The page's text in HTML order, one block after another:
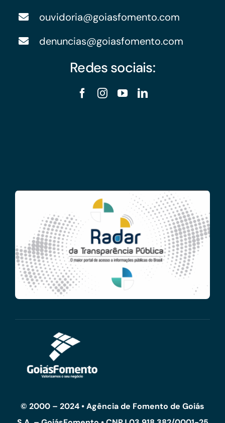
ouvidoria@goiasfomento.com
denuncias@goiasfomento.com
Redes sociais:
© 2000 – 2024 • Agência de Fomento de Goiás